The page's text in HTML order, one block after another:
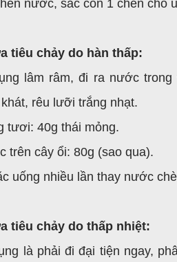
nước, sắc còn 1 chén cho
tiêu chảy do hàn thấp:
lâm râm, đi ra nước trong
rêu lưỡi trắng nhạt.
tươi: 40g thái mỏng.
trên cây ổi: 80g (sao qua).
uống nhiều lần thay nước
tiêu chảy do thấp nhiệt:
là phải đi đại tiện ngay,